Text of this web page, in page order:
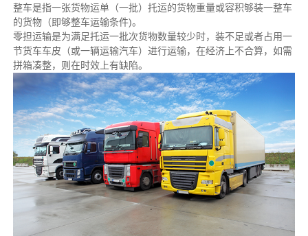
整车是指一张货物运单（一批）托运的货物重量或容积够装一整车
的货物（即够整车运输条件)。
零担运输是为满足托运一批次货物数量较少时，装不足或者占用一
节货车车皮（或一辆运输汽车）进行运输，在经济上不合算，如需
拼箱凑整，则在时效上有缺陷。